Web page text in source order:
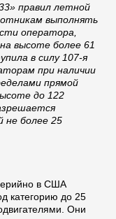
правил летной
выполнять
оператора,
высоте более 61
в силу 107-я
при наличии
прямой
до 122
не более 25
в США
категорию до 25
Они